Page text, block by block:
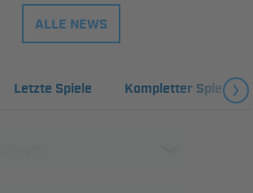
ALLE NEWS
Letzte Spiele Kompletter Spielplan